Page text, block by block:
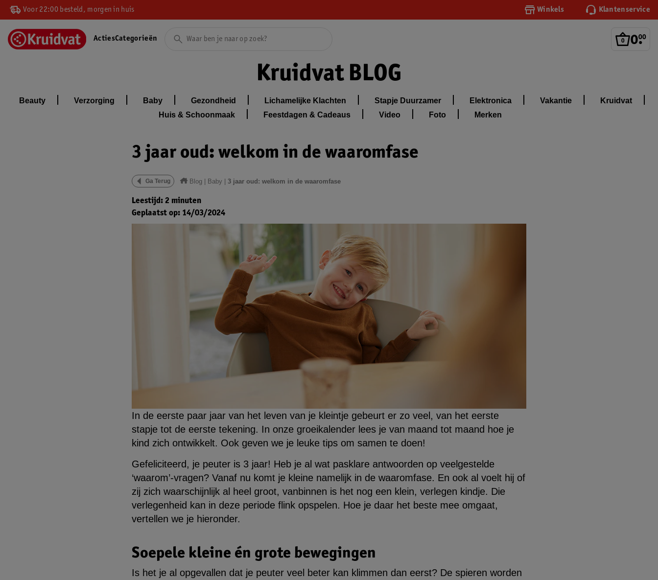
Voor 22:00 besteld, morgen in huis Winkels Klantenservice
0.
00
ActiesCategorieën
Kruidvat BLOG
Beauty Verzorging Baby Gezondheid Lichamelijke Klachten Stapje Duurzamer Elektronica Vakantie
Kruidvat
Huis & Schoonmaak
Feestdagen & Cadeaus Video Foto Merken
3 jaar oud: welkom in de waaromfase
Ga Terug Blog | Baby |3 jaar oud: welkom in de waaromfase
Leestijd: 2 minuten
Geplaatst op: 14/03/2024
In de eerste paar jaar van het leven van je kleintje gebeurt er zo veel, van het eerste
stapje tot de eerste tekening. In onze groeikalender lees je van maand tot maand hoe je
kind zich ontwikkelt. Ook geven we je leuke tips om samen te doen!
Gefeliciteerd, je peuter is 3 jaar! Heb je al wat pasklare antwoorden op veelgestelde
‘waarom’-vragen? Vanaf nu komt je kleine namelijk in de waaromfase. En ook al voelt hij of
zij zich waarschijnlijk al heel groot, vanbinnen is het nog een klein, verlegen kindje. Die
verlegenheid kan in deze periode flink opspelen. Hoe je daar het beste mee omgaat,
vertellen we je hieronder.
Soepele kleine én grote bewegingen
Is het je al opgevallen dat je peuter veel beter kan klimmen dan eerst? De spieren worden